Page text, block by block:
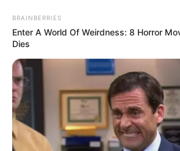
BRAINBERRIES
Enter A World Of Weirdness: 8 Horror
Dies